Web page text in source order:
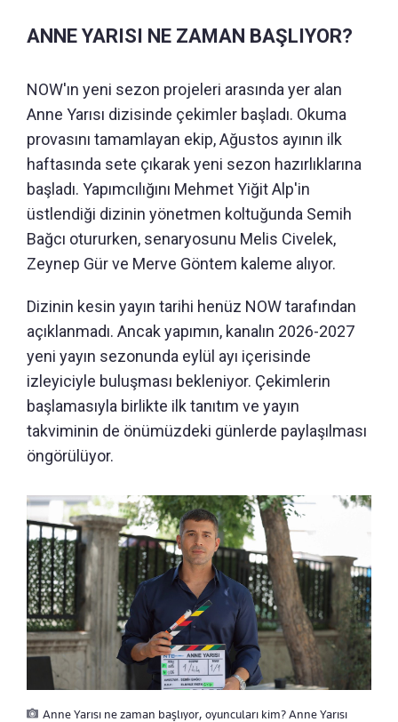
ANNE YARISI NE ZAMAN BAŞLIYOR?
NOW'ın yeni sezon projeleri arasında yer alan
Anne Yarısı dizisinde çekimler başladı. Okuma
provasını tamamlayan ekip, Ağustos ayının ilk
haftasında sete çıkarak yeni sezon hazırlıklarına
başladı. Yapımcılığını Mehmet Yiğit Alp'in
üstlendiği dizinin yönetmen koltuğunda Semih
Bağcı otururken, senaryosunu Melis Civelek,
Zeynep Gür ve Merve Göntem kaleme alıyor.
Dizinin kesin yayın tarihi henüz NOW tarafından
açıklanmadı. Ancak yapımın, kanalın 2026-2027
yeni yayın sezonunda eylül ayı içerisinde
izleyiciyle buluşması bekleniyor. Çekimlerin
başlamasıyla birlikte ilk tanıtım ve yayın
takviminin de önümüzdeki günlerde paylaşılması
öngörülüyor.
Anne Yarısı ne zaman başlıyor, oyuncuları kim? Anne Yarısı